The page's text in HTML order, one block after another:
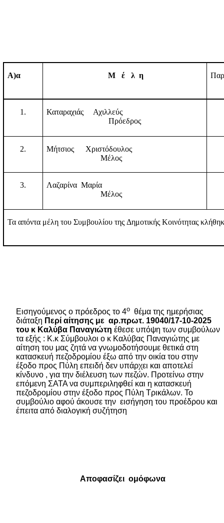
Α)α Μ έ λ η
1.
Καταραχιάς Αχιλλεύς
Πρόεδρος
2. Μήτσιος
Χριστόδουλος
Μέλος
3.
Λαζαρίνα Μαρία
Μέλος
Τα απόντα μέλη του Συμβουλίου της Δημοτικής Κοινότητας
Εισηγούμενος ο πρόεδρος το 4ο θέμα της ημερήσιας
διάταξη Περί αίτησης με αρ.πρωτ. 19040/17-10-2025
του κ Καλύβα Παναγιώτη έθεσε υπόψη των συμβούλων
τα εξής : Κ.κ Σύμβουλοι ο κ Καλύβας Παναγιώτης με
αίτηση του μας ζητά να γνωμοδοτήσουμε θετικά στη
κατασκευή πεζοδρομίου έξω από την οικία του στην
έξοδο προς Πύλη επειδή δεν υπάρχει και αποτελεί
κίνδυνο , για την διέλευση των πεζών. Προτείνω στην
επόμενη ΣΑΤΑ να συμπεριληφθεί και η κατασκευή
πεζοδρομίου στην έξοδο προς Πύλη Τρικάλων. Το
συμβούλιο αφού άκουσε την εισήγηση του προέδρου και
έπειτα από διαλογική συζήτηση
Αποφασίζει ομόφωνα